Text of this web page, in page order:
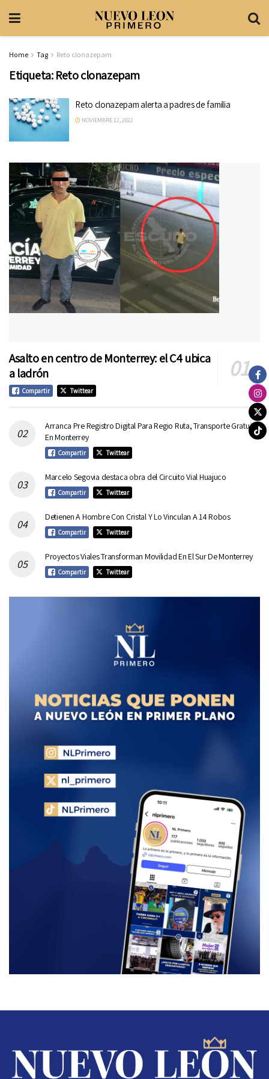
Home Tag Reto clonazepam
Etiqueta:Reto clonazepam
Reto clonazepam alerta a padres de familia
NOVIEMBRE 12, 2022
Asalto en centro de Monterrey: el C4 ubica
a ladrón
Compartir Twittear
Arranca Pre Registro Digital Para Regio Ruta, Transporte Gratuito
En Monterrey
Compartir Twittear
Marcelo Segovia destaca obra del Circuito Vial Huajuco
Compartir Twittear
Detienen A Hombre Con Cristal Y Lo Vinculan A 14 Robos
Compartir Twittear
Proyectos Viales Transforman Movilidad En El Sur De Monterrey
Compartir Twittear